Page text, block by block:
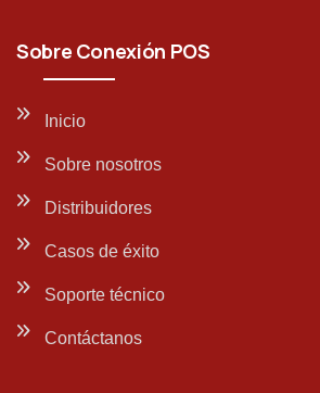
Sobre Conexión POS
Inicio
Sobre nosotros
Distribuidores
Casos de éxito
Soporte técnico
Contáctanos